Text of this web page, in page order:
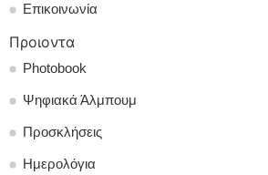
Επικοινωνία
Προιοντα
Photobook
Ψηφιακά Άλμπουμ
Προσκλήσεις
Ημερολόγια